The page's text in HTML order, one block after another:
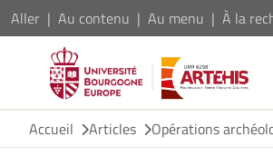
Aller Au contenu Au menu À la
Accueil
Articles Opérations